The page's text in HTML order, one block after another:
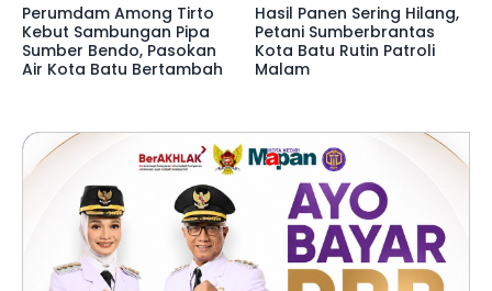
Perumdam Among Tirto
Kebut Sambungan Pipa
Sumber Bendo, Pasokan
Air Kota Batu Bertambah
Hasil Panen Sering Hilang,
Petani Sumberbrantas
Kota Batu Rutin Patroli
Malam